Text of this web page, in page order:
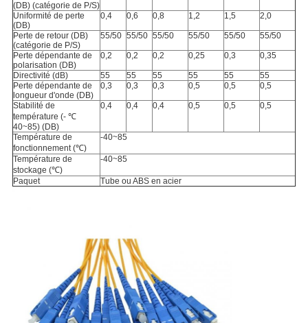
(DB) (catégorie de P/S)
Uniformité de perte
(DB)
0,4 0,6 0,8 1,2 1,5 2,0
Perte de retour (DB)
(catégorie de P/S)
55/50 55/50 55/50 55/50 55/50 55/50
Perte dépendante de
polarisation (DB)
0,2 0,2 0,2 0,25 0,3 0,35
Directivité (dB) 55 55 55 55 55
55
Perte dépendante de
longueur d'onde (DB)
0,3 0,3 0,3 0,5 0,5 0,5
Stabilité de
température (- ℃
40~85) (DB)
0,4 0,4 0,4 0,5 0,5 0,5
Température de
fonctionnement (℃)
-40~85
Température de
stockage (℃)
-40~85
Paquet Tube ou ABS en acier